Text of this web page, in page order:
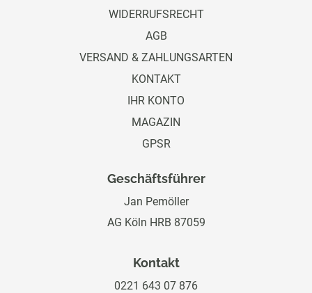
WIDERRUFSRECHT
AGB
VERSAND & ZAHLUNGSARTEN
KONTAKT
IHR KONTO
MAGAZIN
GPSR
Geschäftsführer
Jan Pemöller
AG Köln HRB 87059
Kontakt
0221 643 07 876